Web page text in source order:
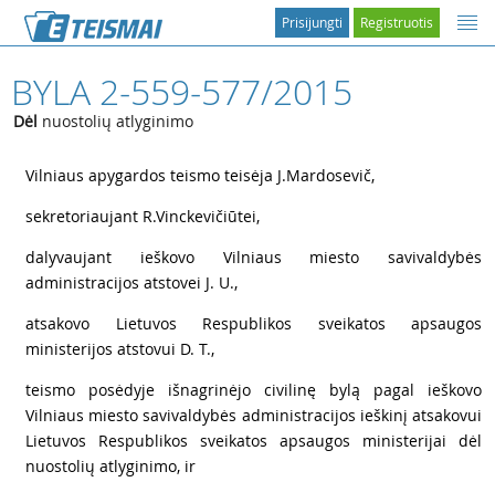
Registruotis
Prisijungti
BYLA 2-559-577/2015
Dėl nuostolių atlyginimo
Vilniaus apygardos teismo teisėja J.Mardosevič,
sekretoriaujant R.Vinckevičiūtei,
dalyvaujant ieškovo Vilniaus miesto savivaldybės
administracijos atstovei J. U.,
atsakovo Lietuvos Respublikos sveikatos apsaugos
ministerijos atstovui D. T.,
teismo posėdyje išnagrinėjo civilinę bylą pagal ieškovo
Vilniaus miesto savivaldybės administracijos ieškinį atsakovui
Lietuvos Respublikos sveikatos apsaugos ministerijai dėl
nuostolių atlyginimo, ir